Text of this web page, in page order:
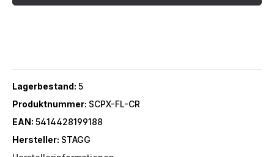
Lagerbestand: 5
Produktnummer: SCPX-FL-CR
EAN: 5414428199188
Hersteller: STAGG